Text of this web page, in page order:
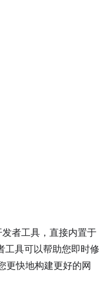
者工具，直接内置于
工具可以帮助您即时修
更快地构建更好的网